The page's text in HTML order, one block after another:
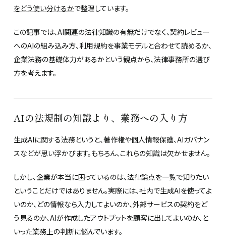
をどう使い分けるかで整理しています。
この記事では、AI関連の法律知識の有無だけでなく、契約レビュー
へのAIの組み込み方、利用規約を事業モデルと合わせて読めるか、
企業法務の基礎体力があるかという観点から、法律事務所の選び
方を考えます。
AIの法規制の知識より、業務への入り方
生成AIに関する法務というと、著作権や個人情報保護、AIガバナン
スなどが思い浮かびます。もちろん、これらの知識は欠かせません。
しかし、企業が本当に困っているのは、法律論点を一覧で知りたい
ということだけではありません。実際には、社内で生成AIを使ってよ
いのか、どの情報なら入力してよいのか、外部サービスの契約をど
う見るのか、AIが作成したアウトプットを顧客に出してよいのか、と
いった業務上の判断に悩んでいます。